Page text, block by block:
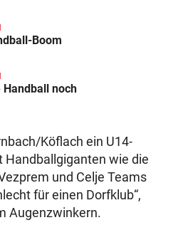
Boom
Handball noch
Köflach ein U14-
Handballgiganten wie die
und Celje Teams
für einen Dorfklub“,
Augenzwinkern.